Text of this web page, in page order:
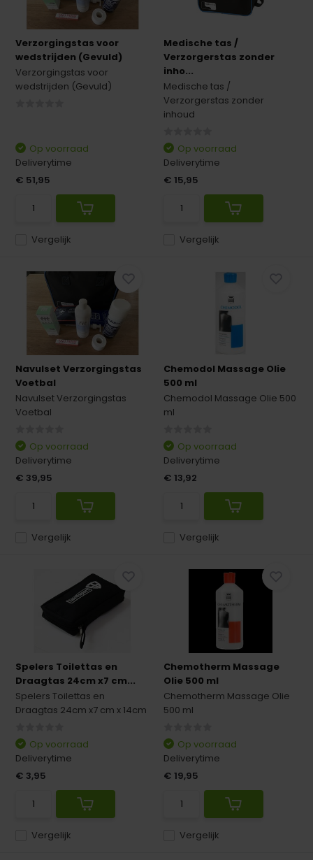
Verzorgingstas voor
wedstrijden (Gevuld)
Verzorgingstas voor
wedstrijden (Gevuld)
Vergelijk
Op voorraad
Deliverytime
€ 51,95
Medische tas /
Verzorgerstas zonder
inho...
Medische tas /
Verzorgerstas zonder
inhoud
Vergelijk
Op voorraad
Deliverytime
€ 15,95
Navulset Verzorgingstas
Voetbal
Navulset Verzorgingstas
Voetbal
Vergelijk
Op voorraad
Deliverytime
€ 39,95
Chemodol Massage Olie
500 ml
Chemodol Massage Olie 500
ml
Vergelijk
Op voorraad
Deliverytime
€ 13,92
Spelers Toilettas en
Draagtas 24cm x7 cm...
Spelers Toilettas en
Draagtas 24cm x7 cm x 14cm
Vergelijk
Op voorraad
Deliverytime
€ 3,95
Chemotherm Massage
Olie 500 ml
Chemotherm Massage Olie
500 ml
Vergelijk
Op voorraad
Deliverytime
€ 19,95